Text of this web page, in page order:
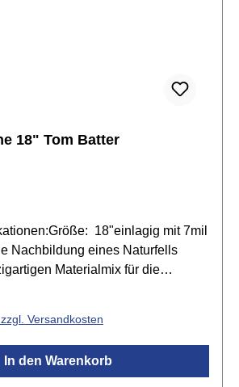
18" Tom Batter
18"einlagig mit 7mil
Nachbildung eines Naturfells
Materialmix für die
360 Technologieerweiterter
Versandkosten
In den Warenkorb